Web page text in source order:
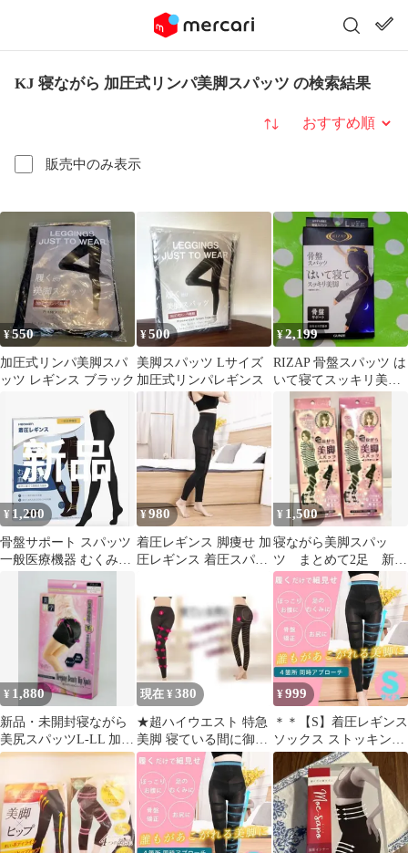
KJ 寝ながら 加圧式リンパ美脚スパッツ の検索結果
販売中のみ表示
並び替え
¥550
加圧式リンパ美脚スパ
ッツ レギンス ブラック
¥500
美脚スパッツ Lサイズ
加圧式リンパレギンス
¥2,199
RIZAP 骨盤スパッツ は
いて寝てスッキリ美脚
おやすみ用着圧 Lサイ
¥ 1,200
骨盤サポート スパッツ
一般医療機器 むくみ対
策 リンパ 着圧ソックス
¥980
着圧レギンス 脚痩せ 加
圧レギンス 着圧スパッ
¥ 1,500
寝ながら美脚スパッ
ツ まとめて2足 新
品 ★3333B
¥ 1,880
新品・未開封寝ながら
美尻スパッツL-LL 加圧
ガードル 補正 下着
現在 ¥ 380
★超ハイウエスト 特急
美脚 寝ている間に御美
人 L
¥999
＊＊【S】着圧レギンス
ソックス ストッキング
加圧 ダイエット ヨガ
筋トレ タイツ むくみ
加圧インナー 下着 レデ
ィースグラマラスパッ
ツ代替リンパベルミス
代替メディキュット互